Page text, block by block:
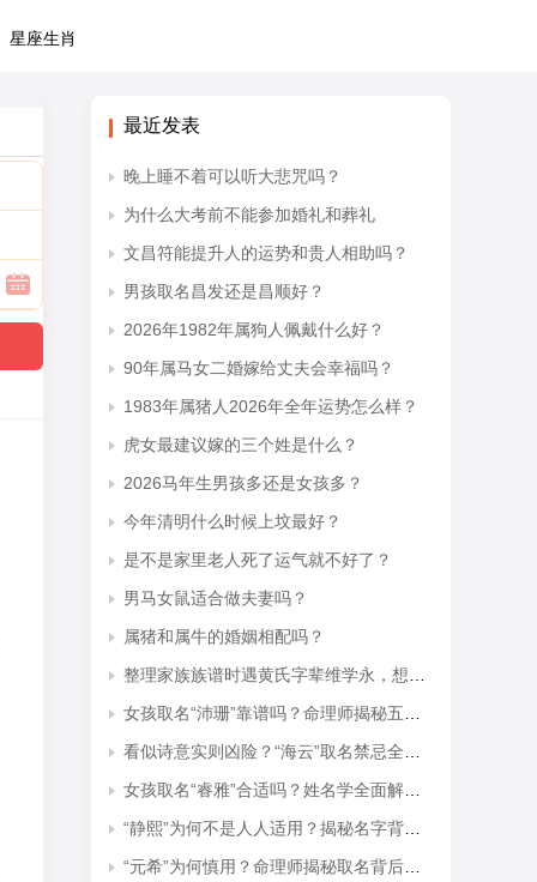
星座生肖
最近发表
晚上睡不着可以听大悲咒吗？
为什么大考前不能参加婚礼和葬礼
文昌符能提升人的运势和贵人相助吗？
男孩取名昌发还是昌顺好？
2026年1982年属狗人佩戴什么好？
90年属马女二婚嫁给丈夫会幸福吗？
1983年属猪人2026年全年运势怎么样？
虎女最建议嫁的三个姓是什么？
2026马年生男孩多还是女孩多？
今年清明什么时候上坟最好？
是不是家里老人死了运气就不好了？
男马女鼠适合做夫妻吗？
属猪和属牛的婚姻相配吗？
整理家族族谱时遇黄氏字辈维学永，想知道后续接续的是什么字辈？
女孩取名“沛珊”靠谱吗？命理师揭秘五行隐患与适配命格
看似诗意实则凶险？“海云”取名禁忌全解析
女孩取名“睿雅”合适吗？姓名学全面解读吉凶与禁忌
“静熙”为何不是人人适用？揭秘名字背后的五行失衡与命理隐患
“元希”为何慎用？命理师揭秘取名背后的五行忌讳